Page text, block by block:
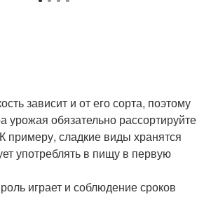
зависит и от его сорта, поэтому
урожая обязательно рассортируйте
примеру, сладкие виды хранятся
употреблять в пищу в первую
играет и соблюдение сроков